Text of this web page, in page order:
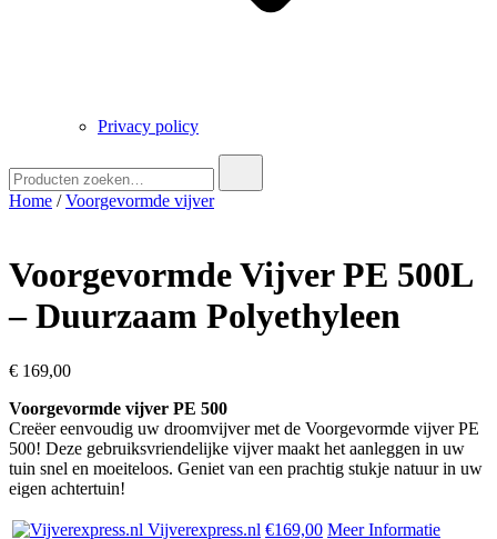
Privacy policy
naar:
Home /Voorgevormde vijver
Voorgevormde Vijver PE 500L
– Duurzaam Polyethyleen
€ 169,00
Voorgevormde vijver PE 500
Creëer eenvoudig uw droomvijver met de Voorgevormde vijver PE
500! Deze gebruiksvriendelijke vijver maakt het aanleggen in uw
tuin snel en moeiteloos. Geniet van een prachtig stukje natuur in uw
eigen achtertuin!
Vijverexpress.nl €169,00 Meer Informatie